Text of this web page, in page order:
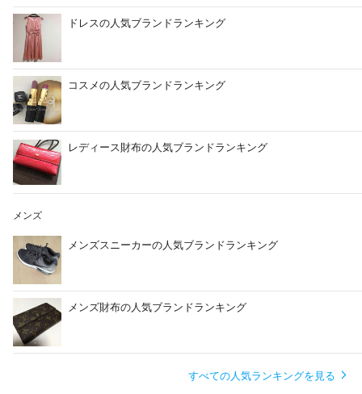
ドレスの人気ブランドランキング
コスメの人気ブランドランキング
レディース財布の人気ブランドランキング
メンズ
メンズスニーカーの人気ブランドランキング
メンズ財布の人気ブランドランキング
すべての人気ランキングを見る